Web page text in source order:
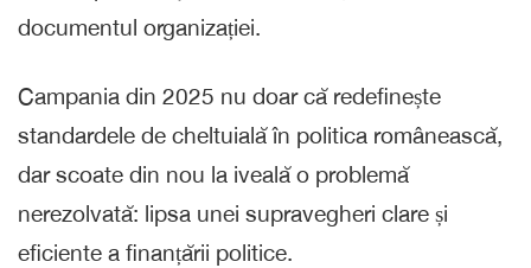
documentul organizației.
Campania din 2025 nu doar că redefinește
standardele de cheltuială în politica românească,
dar scoate din nou la iveală o problemă
nerezolvată: lipsa unei supravegheri clare și
eficiente a finanțării politice.